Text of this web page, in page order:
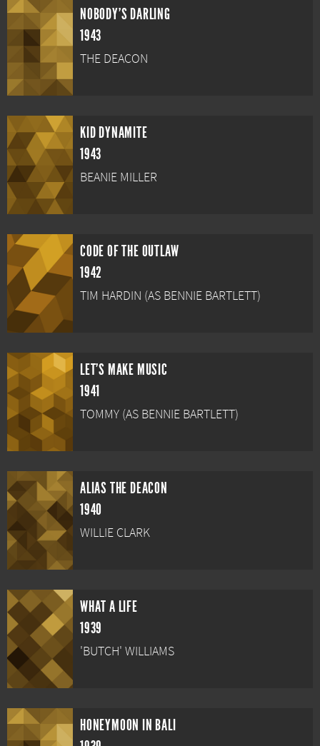
NOBODY'S DARLING
1943
THE DEACON
KID DYNAMITE
1943
BEANIE MILLER
CODE OF THE OUTLAW
1942
TIM HARDIN (AS BENNIE BARTLETT)
LET'S MAKE MUSIC
1941
TOMMY (AS BENNIE BARTLETT)
ALIAS THE DEACON
1940
WILLIE CLARK
WHAT A LIFE
1939
'BUTCH' WILLIAMS
HONEYMOON IN BALI